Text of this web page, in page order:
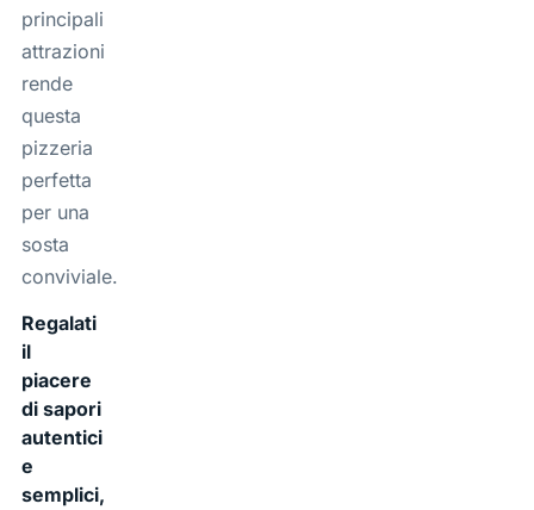
principali
attrazioni
rende
questa
pizzeria
perfetta
per una
sosta
conviviale.
Regalati
il
piacere
di sapori
autentici
e
semplici,